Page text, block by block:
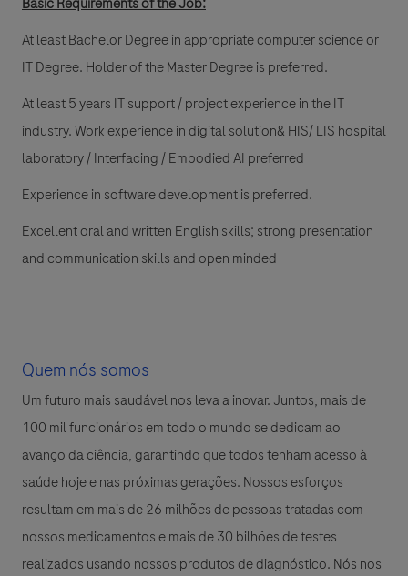
At least Bachelor Degree in appropriate computer science or
IT Degree. Holder of the Master Degree is preferred.
At least 5 years IT support / project experience in the IT
industry. Work experience in digital solution& HIS/ LIS hospital
laboratory / Interfacing / Embodied AI preferred
Experience in software development is preferred.
Excellent oral and written English skills; strong presentation
and communication skills and open minded
Quem nós somos
Um futuro mais saudável nos leva a inovar. Juntos, mais de
100 mil funcionários em todo o mundo se dedicam ao
avanço da ciência, garantindo que todos tenham acesso à
saúde hoje e nas próximas gerações. Nossos esforços
resultam em mais de 26 milhões de pessoas tratadas com
nossos medicamentos e mais de 30 bilhões de testes
realizados usando nossos produtos de diagnóstico. Nós nos